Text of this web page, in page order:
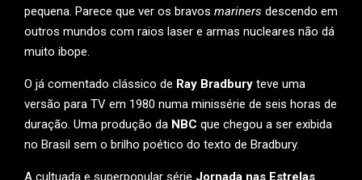
pequena. Parece que ver os bravos mariners descendo em
outros mundos com raios laser e armas nucleares não dá
muito ibope.
O já comentado clássico de Ray Bradbury teve uma
versão para TV em 1980 numa minissérie de seis horas de
duração. Uma produção da NBC que chegou a ser exibida
no Brasil sem o brilho poético do texto de Bradbury.